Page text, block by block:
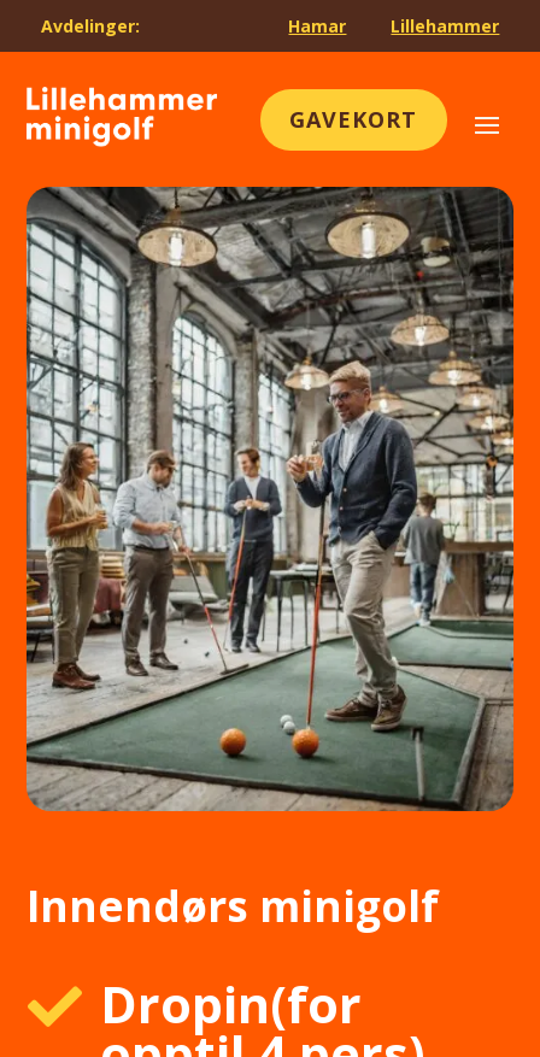
Avdelinger: Hamar Lillehammer
GAVEKORT
Innendørs minigolf
 Dropin(for